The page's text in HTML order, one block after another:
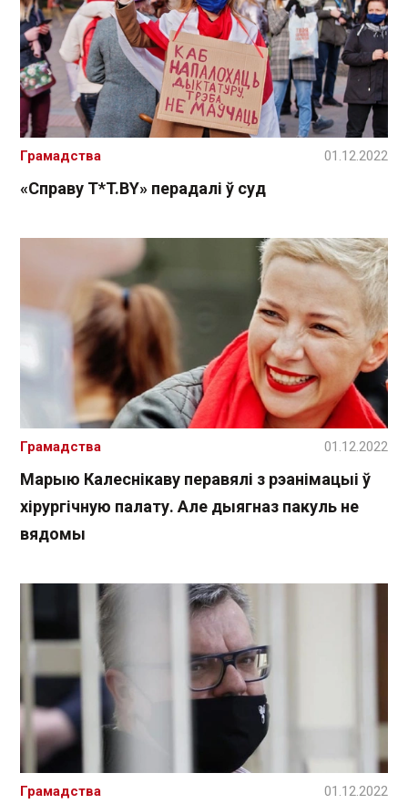
«Справу T*T.BY» перадалі ў суд
Грамадства 01.12.2022
Марыю Калеснікаву перавялі з рэанімацыі ў
хірургічную палату. Але дыягназ пакуль не
вядомы
Грамадства 01.12.2022
Грамадства 01.12.2022